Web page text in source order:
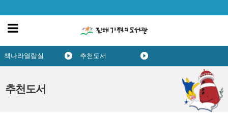
추천도서
책나라열람실 추천도서